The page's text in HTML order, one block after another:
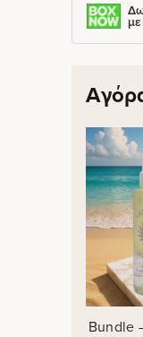
Bundle